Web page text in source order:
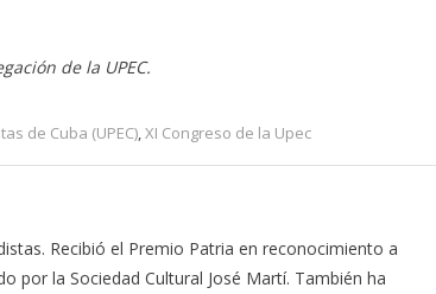
de la UPEC.
de Cuba (UPEC),XI Congreso de la Upec
Recibió el Premio Patria en reconocimiento a
por la Sociedad Cultural José Martí. También ha